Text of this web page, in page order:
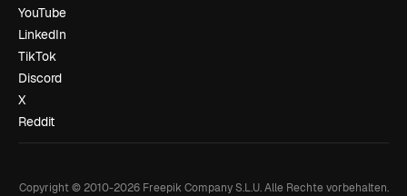
YouTube
LinkedIn
TikTok
Discord
X
Reddit
Copyright © 2010-2026Freepik Company S.L.U. Alle Rechte vorbehalten.